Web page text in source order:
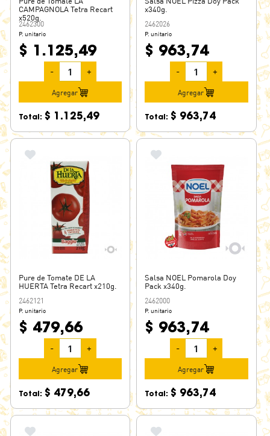
CAMPAGNOLA Tetra Recart
x520g.
2462300
P. unitario
$ 1.125,49
- +
Agregar
Total: $ 1.125,49
x340g.
2462026
P. unitario
$ 963,74
- +
Agregar
Total: $ 963,74
Pure de Tomate DE LA
HUERTA Tetra Recart x210g.
2462121
P. unitario
$ 479,66
- +
Agregar
Total: $ 479,66
Salsa NOEL Pomarola Doy
Pack x340g.
2462000
P. unitario
$ 963,74
- +
Agregar
Total: $ 963,74